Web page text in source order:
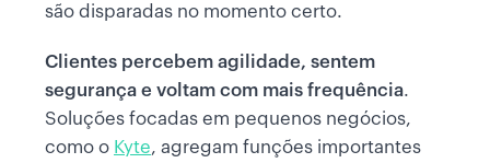
são disparadas no momento certo.
Clientes percebem agilidade, sentem
segurança e voltam com mais frequência.
Soluções focadas em pequenos negócios,
como o Kyte, agregam funções importantes